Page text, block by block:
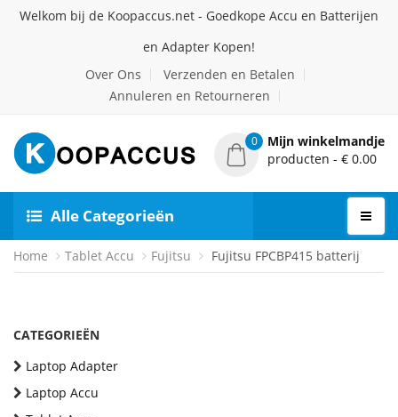
Welkom bij de Koopaccus.net - Goedkope Accu en Batterijen
en Adapter Kopen!
Over Ons
Verzenden en Betalen
Annuleren en Retourneren
0
Mijn winkelmandje
producten - € 0.00
Alle Categorieën
Home Tablet Accu Fujitsu Fujitsu FPCBP415 batterij
CATEGORIEËN
Laptop Adapter
Laptop Accu